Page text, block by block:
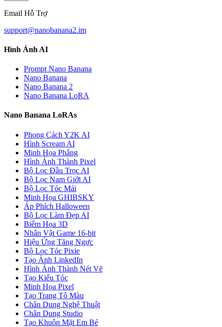
Email Hỗ Trợ
support@nanobanana2.im
Hình Ảnh AI
Prompt Nano Banana
Nano Banana
Nano Banana 2
Nano Banana LoRA
Nano Banana LoRAs
Phong Cách Y2K AI
Hình Scream AI
Minh Họa Phẳng
Hình Ảnh Thành Pixel
Bộ Lọc Đầu Trọc AI
Bộ Lọc Nam Giới AI
Bộ Lọc Tóc Mái
Minh Họa GHIBSKY
Áp Phích Halloween
Bộ Lọc Làm Đẹp AI
Biếm Họa 3D
Nhân Vật Game 16-bit
Hiệu Ứng Tăng Ngực
Bộ Lọc Tóc Pixie
Tạo Ảnh LinkedIn
Hình Ảnh Thành Nét Vẽ
Tạo Kiểu Tóc
Minh Họa Pixel
Tạo Trang Tô Màu
Chân Dung Nghệ Thuật
Chân Dung Studio
Tạo Khuôn Mặt Em Bé